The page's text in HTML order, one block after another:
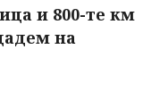
и 800-те км
на